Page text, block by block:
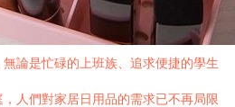
論是忙碌的上班族、追求便捷的學生
人們對家居日用品的需求已不再局限